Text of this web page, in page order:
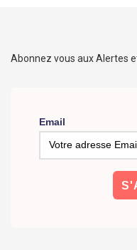
Abonnez vous aux Alertes
Email